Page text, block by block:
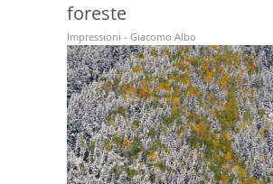
foreste
Impressioni - Giacomo Albo